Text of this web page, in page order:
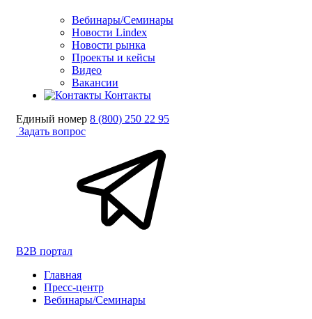
Вебинары/Семинары
Новости Lindex
Новости рынка
Проекты и кейсы
Видео
Вакансии
Контакты
Единый номер 8 (800) 250 22 95
Задать вопрос
B2B портал
Главная
Пресс-центр
Вебинары/Семинары